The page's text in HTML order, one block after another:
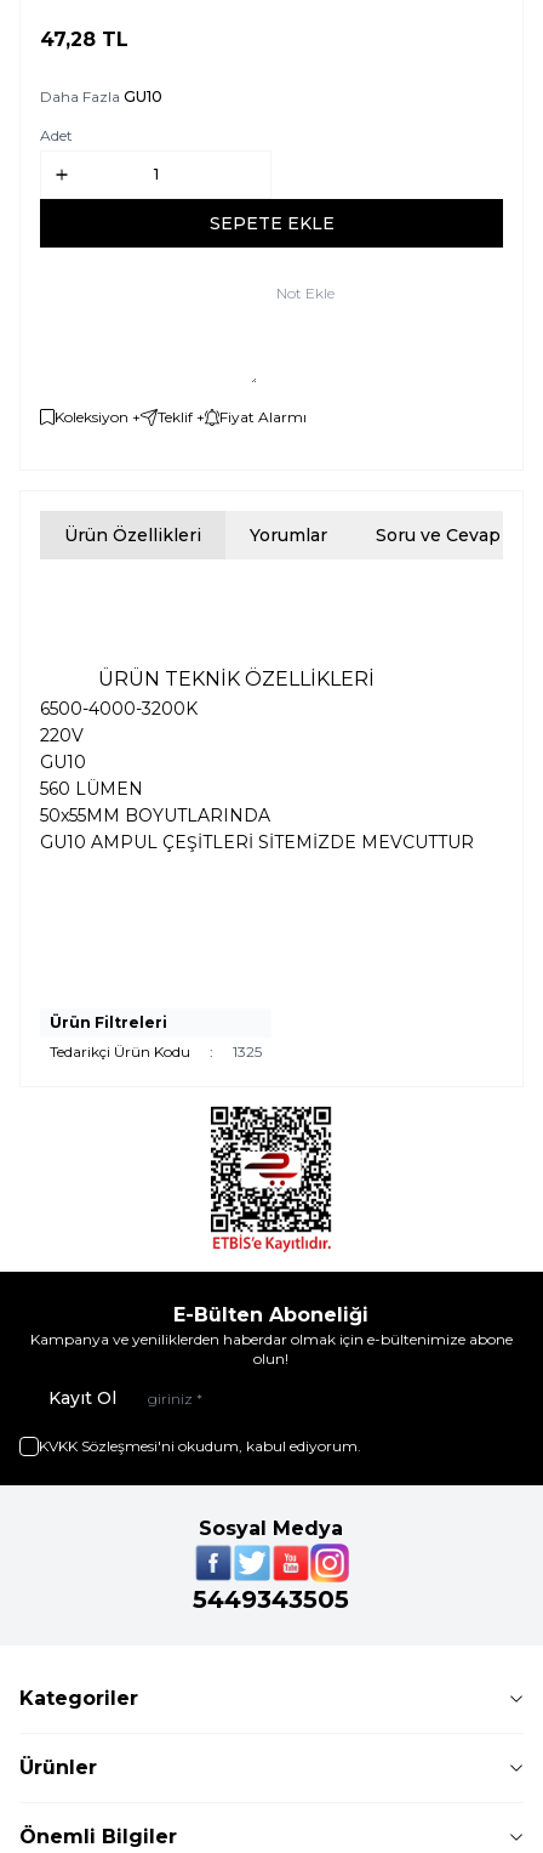
47,28 TL
Daha Fazla GU10
Adet
SEPETE EKLE
Not Ekle
Koleksiyon + Teklif + Fiyat Alarmı
Ürün Özellikleri Yorumlar Soru ve Cevap
ÜRÜN TEKNİK ÖZELLİKLERİ
6500-4000-3200K
220V
GU10
560 LÜMEN
50x55MM BOYUTLARINDA
GU10 AMPUL ÇEŞİTLERİ SİTEMİZDE MEVCUTTUR
Ürün Filtreleri
Tedarikçi Ürün Kodu
: 1325
E-Bülten Aboneliği
Kampanya ve yeniliklerden haberdar olmak için e-bültenimize abone
olun!
Kayıt Ol
KVKK Sözleşmesi'ni okudum, kabul ediyorum.
Sosyal Medya
5449343505
Kategoriler
Ürünler
Önemli Bilgiler